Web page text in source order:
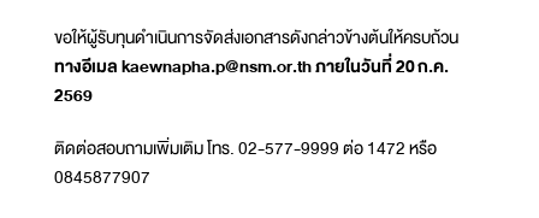
ขอให้ผู้รับทุนดำเนินการจัดส่งเอกสารดังกล่าวข้างต้นให้ครบถ้วน
ทางอีเมล kaewnapha.p@nsm.or.th ภายในวันที่ 20 ก.ค.
2569
ติดต่อสอบถามเพิ่มเติม โทร. 02-577-9999 ต่อ 1472 หรือ
0845877907